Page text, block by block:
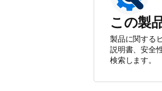
この製
製品に関する
説明書、安全
検索します。